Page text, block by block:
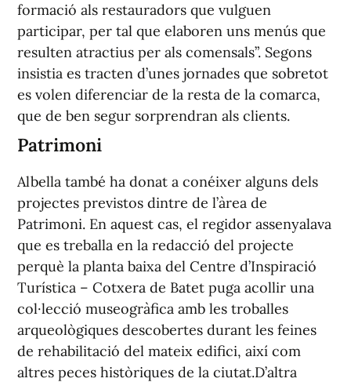
formació als restauradors que vulguen
participar, per tal que elaboren uns menús que
resulten atractius per als comensals”. Segons
insistia es tracten d’unes jornades que sobretot
es volen diferenciar de la resta de la comarca,
que de ben segur sorprendran als clients.
Patrimoni
Albella també ha donat a conéixer alguns dels
projectes previstos dintre de l’àrea de
Patrimoni. En aquest cas, el regidor assenyalava
que es treballa en la redacció del projecte
perquè la planta baixa del Centre d’Inspiració
Turística – Cotxera de Batet puga acollir una
col·lecció museogràfica amb les troballes
arqueològiques descobertes durant les feines
de rehabilitació del mateix edifici, així com
altres peces històriques de la ciutat.D’altra